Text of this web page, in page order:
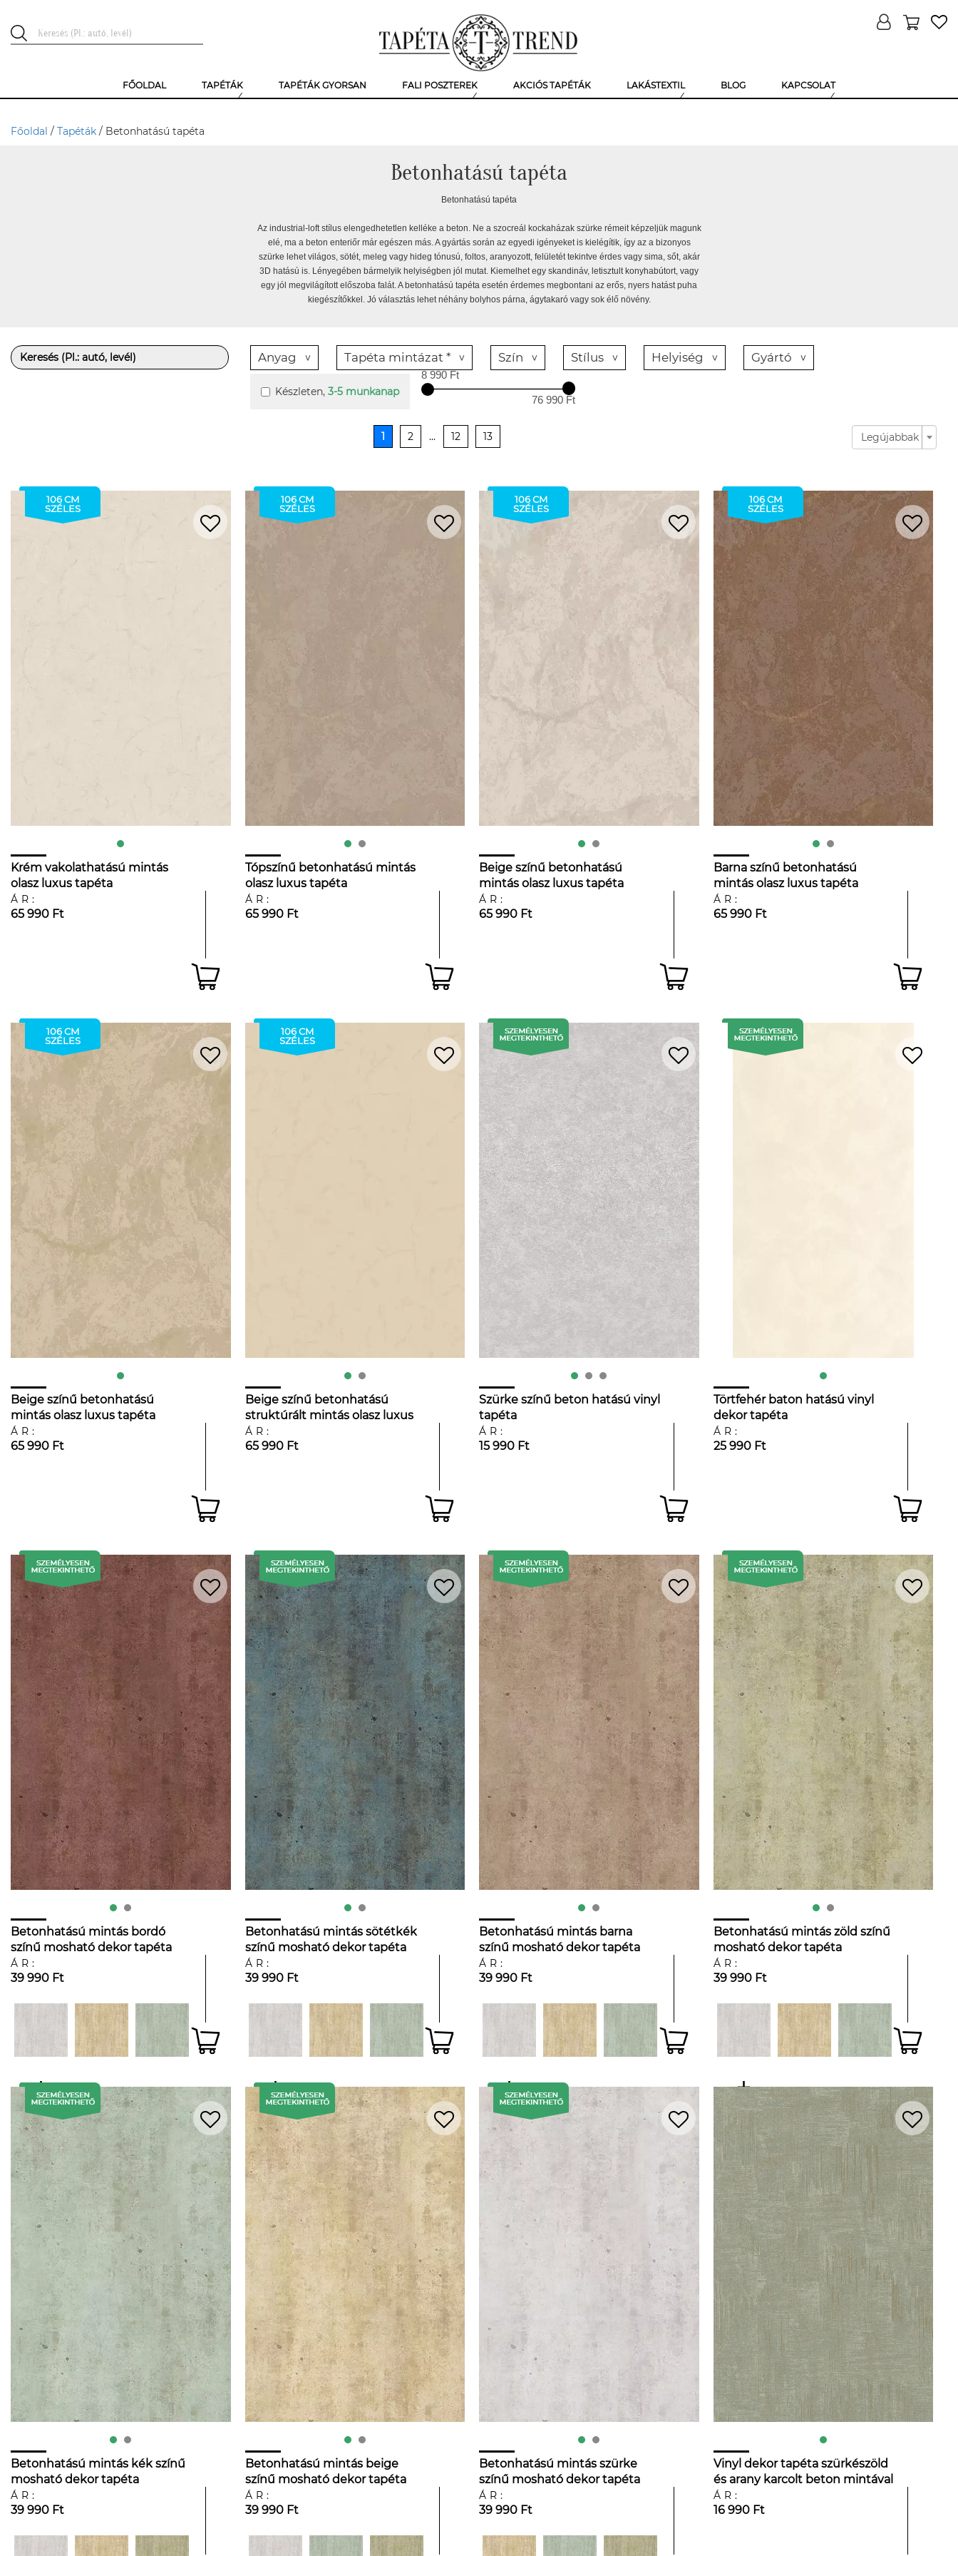
FŐOLDAL TAPÉTÁK TAPÉTÁK GYORSAN FALI POSZTEREK AKCIÓS TAPÉTÁK LAKÁSTEXTIL BLOG KAPCSOLAT
Főoldal / Tapéták / Betonhatású tapéta
Betonhatású tapéta
Betonhatású tapéta
Az industrial-loft stílus elengedhetetlen kelléke a beton. Ne a szocreál kockaházak szürke rémeit képzeljük magunk
elé, ma a beton enteriőr már egészen más. A gyártás során az egyedi igényeket is kielégítik, így az a bizonyos
szürke lehet világos, sötét, meleg vagy hideg tónusú, foltos, aranyozott, felületét tekintve érdes vagy sima, sőt, akár
3D hatású is. Lényegében bármelyik helyiségben jól mutat. Kiemelhet egy skandináv, letisztult konyhabútort, vagy
egy jól megvilágított előszoba falát. A betonhatású tapéta esetén érdemes megbontani az erős, nyers hatást puha
kiegészítőkkel. Jó választás lehet néhány bolyhos párna, ágytakaró vagy sok élő növény.
Anyag Tapéta mintázat * Szín Stílus Helyiség Gyártó
Készleten, 3-5 munkanap
8 990 Ft
76 990 Ft
1 2 ... 12 13 Legújabbak
106 CM
SZÉLES
Krém vakolathatású mintás
olasz luxus tapéta
ÁR:
65 990 Ft
106 CM
SZÉLES
Tópszínű betonhatású mintás
olasz luxus tapéta
ÁR:
65 990 Ft
106 CM
SZÉLES
Beige színű betonhatású
mintás olasz luxus tapéta
ÁR:
65 990 Ft
106 CM
SZÉLES
Barna színű betonhatású
mintás olasz luxus tapéta
ÁR:
65 990 Ft
106 CM
SZÉLES
Beige színű betonhatású
mintás olasz luxus tapéta
ÁR:
65 990 Ft
106 CM
SZÉLES
Beige színű betonhatású
struktúrált mintás olasz luxus
tapéta
ÁR:
65 990 Ft
Szürke színű beton hatású vinyl
tapéta
ÁR:
15 990 Ft
Törtfehér baton hatású vinyl
dekor tapéta
ÁR:
25 990 Ft
Betonhatású mintás bordó
színű mosható dekor tapéta
ÁR:
39 990 Ft
Betonhatású mintás sötétkék
színű mosható dekor tapéta
ÁR:
39 990 Ft
Betonhatású mintás barna
színű mosható dekor tapéta
ÁR:
39 990 Ft
Betonhatású mintás zöld színű
mosható dekor tapéta
ÁR:
39 990 Ft
Betonhatású mintás kék színű
mosható dekor tapéta
ÁR:
39 990 Ft
Betonhatású mintás beige
színű mosható dekor tapéta
ÁR:
39 990 Ft
Betonhatású mintás szürke
színű mosható dekor tapéta
ÁR:
39 990 Ft
Vinyl dekor tapéta szürkészöld
és arany karcolt beton mintával
ÁR:
16 990 Ft